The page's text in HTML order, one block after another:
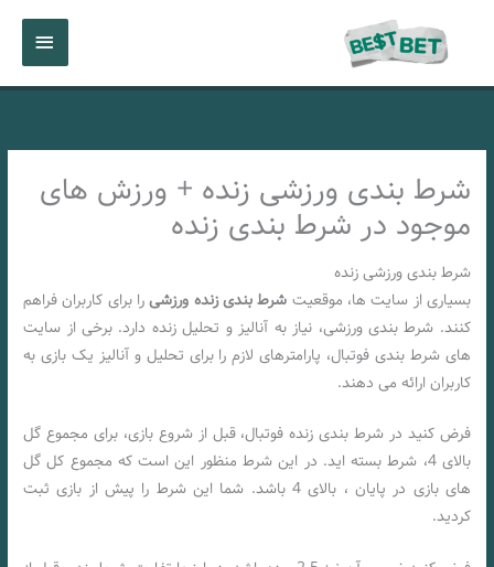
اصلی
شرط بندی ورزشی زنده + ورزش های
موجود در شرط بندی زنده
شرط بندی ورزشی زنده
بسیاری از سایت ها، موقعیت شرط بندی زنده ورزشیرا برای کاربران فراهم
کنند. شرط بندی ورزشی، نیاز به آنالیز و تحلیل زنده دارد. برخی از سایت
های شرط بندی فوتبال، پارامترهای لازم را برای تحلیل و آنالیز یک بازی به
کاربران ارائه می دهند.
فرض کنید در شرط بندی زنده فوتبال، قبل از شروع بازی، برای مجموع گل
بالای 4، شرط بسته اید. در این شرط منظور این است که مجموع کل گل
های بازی در پایان ، بالای 4 باشد. شما این شرط را پیش از بازی ثبت
کردید.